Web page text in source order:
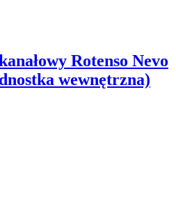
Rotenso Nevo
wewnętrzna)